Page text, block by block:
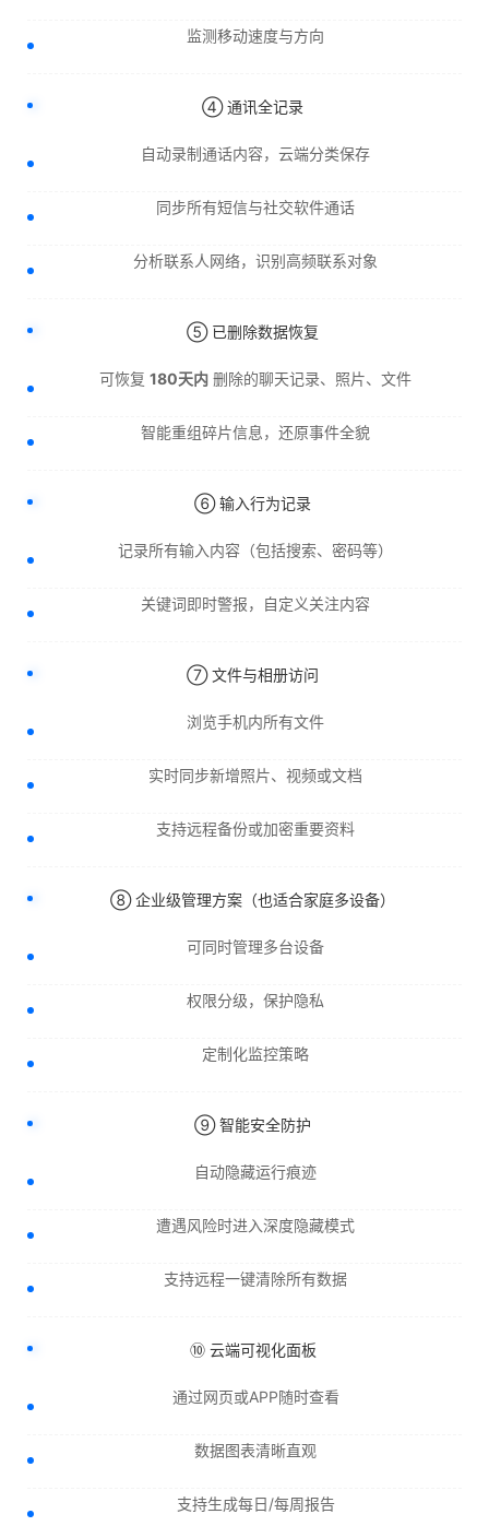
监测移动速度与方向
④ 通讯全记录
自动录制通话内容，云端分类保存
同步所有短信与社交软件通话
分析联系人网络，识别高频联系对象
⑤ 已删除数据恢复
可恢复 180天内 删除的聊天记录、照片、文件
智能重组碎片信息，还原事件全貌
⑥ 输入行为记录
记录所有输入内容（包括搜索、密码等）
关键词即时警报，自定义关注内容
⑦ 文件与相册访问
浏览手机内所有文件
实时同步新增照片、视频或文档
支持远程备份或加密重要资料
⑧ 企业级管理方案（也适合家庭多设备）
可同时管理多台设备
权限分级，保护隐私
定制化监控策略
⑨ 智能安全防护
自动隐藏运行痕迹
遭遇风险时进入深度隐藏模式
支持远程一键清除所有数据
⑩ 云端可视化面板
通过网页或APP随时查看
数据图表清晰直观
支持生成每日/每周报告